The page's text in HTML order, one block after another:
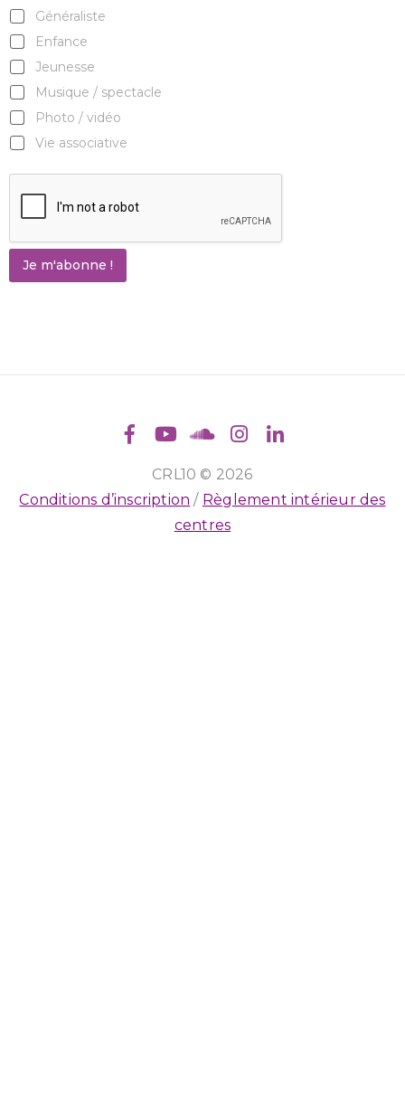
Généraliste
Enfance
Jeunesse
Musique / spectacle
Photo / vidéo
Vie associative
Je m'abonne !
CRL10 © 2026
Conditions d’inscription / Règlement intérieur des
centres